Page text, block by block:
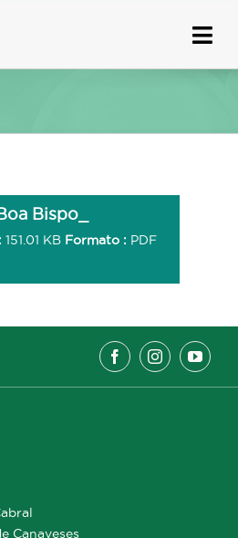
Bispo_
151.01 KB Formato : PDF
Canaveses